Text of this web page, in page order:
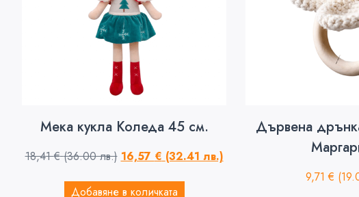
Мека кукла Коледа 45 см.
18,41€ (36.00 лв.) 16,57 € (32.41 лв.)
Добавяне в количката
Дървена
9,71€